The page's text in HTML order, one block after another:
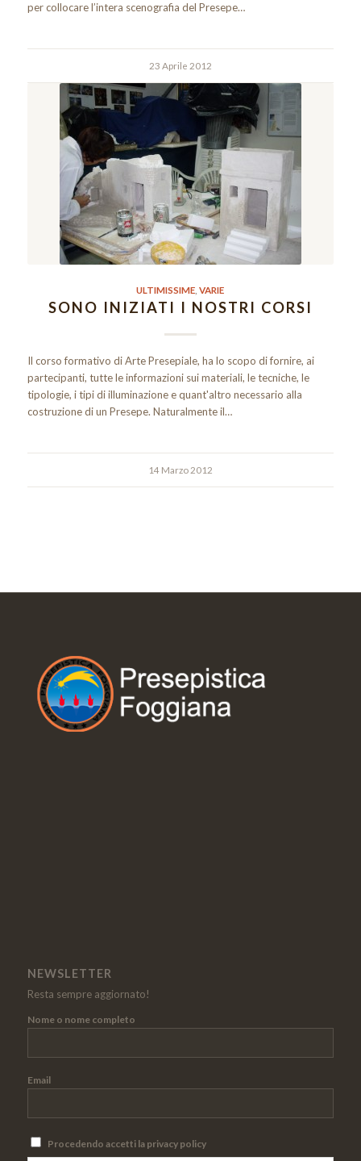
per collocare l’intera scenografia del Presepe…
23 Aprile 2012
ULTIMISSIME ,VARIE
SONO INIZIATI I NOSTRI CORSI
Il corso formativo di Arte Presepiale, ha lo scopo di fornire, ai
partecipanti, tutte le informazioni sui materiali, le tecniche, le
tipologie, i tipi di illuminazione e quant'altro necessario alla
costruzione di un Presepe. Naturalmente il…
14 Marzo 2012
NEWSLETTER
Resta sempre aggiornato!
Nome o nome completo
Email
Procedendo accetti la privacy policy